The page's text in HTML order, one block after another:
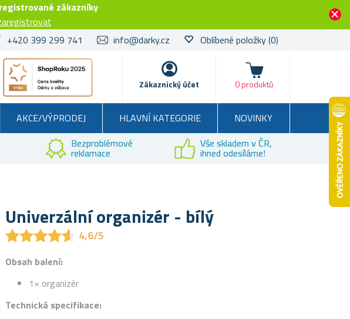
registrované zákazníky
+420 399 299 741
info@darky.cz Oblíbené položky(0)
Zákaznický účet
Košík
0 produktů
AKCE/VÝPRODEJ HLAVNÍ KATEGORIE
NOVINKY
Bezproblémové
reklamace
Vše skladem v ČR,
ihned odesíláme!
Univerzální organizér - bílý
★★★★★
★★★★★ 4,6/5
Obsah balení:
1× organizér
Technická specifikace: